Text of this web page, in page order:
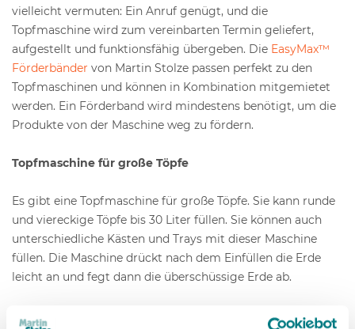
vielleicht vermuten: Ein Anruf genügt, und die
Topfmaschine wird zum vereinbarten Termin geliefert,
aufgestellt und funktionsfähig übergeben. Die EasyMax™
Förderbänder von Martin Stolze passen perfekt zu den
Topfmaschinen und können in Kombination mitgemietet
werden. Ein Förderband wird mindestens benötigt, um die
Produkte von der Maschine weg zu fördern.
Topfmaschine für große Töpfe
Es gibt eine Topfmaschine für große Töpfe. Sie kann runde
und viereckige Töpfe bis 30 Liter füllen. Sie können auch
unterschiedliche Kästen und Trays mit dieser Maschine
füllen. Die Maschine drückt nach dem Einfüllen die Erde
leicht an und fegt dann die überschüssige Erde ab.